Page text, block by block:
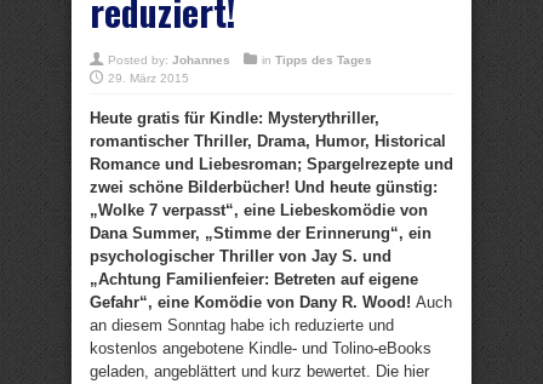
reduziert!
Posted by: Johannes in Tipps des Tages
29. März 2015
Heute gratis für Kindle: Mysterythriller,
romantischer Thriller, Drama, Humor, Historical
Romance und Liebesroman; Spargelrezepte und
zwei schöne Bilderbücher! Und heute günstig:
„Wolke 7 verpasst“, eine Liebeskomödie von
Dana Summer, „Stimme der Erinnerung“, ein
psychologischer Thriller von Jay S. und
„Achtung Familienfeier: Betreten auf eigene
Gefahr“, eine Komödie von Dany R. Wood! Auch
an diesem Sonntag habe ich reduzierte und
kostenlos angebotene Kindle- und Tolino-eBooks
geladen, angeblättert und kurz bewertet. Die hier